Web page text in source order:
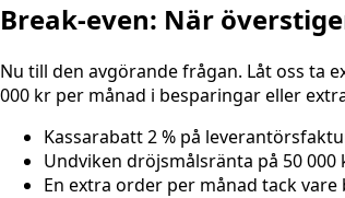
Break-even: När
Nu till den avgörande frågan. Låt oss ta
000 kr per månad i besparingar eller
Kassarabatt 2 % på
Undviken dröjsmålsränta på 50 000
En extra order per månad tack